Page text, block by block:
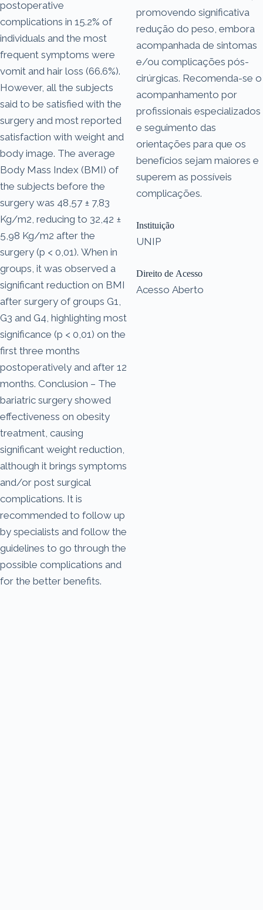
postoperative
complications in 15.2% of
individuals and the most
frequent symptoms were
vomit and hair loss (66.6%).
However, all the subjects
said to be satisfied with the
surgery and most reported
satisfaction with weight and
body image. The average
Body Mass Index (BMI) of
the subjects before the
surgery was 48,57 ± 7,83
Kg/m2, reducing to 32,42 ±
5,98 Kg/m2 after the
surgery (p < 0,01). When in
groups, it was observed a
significant reduction on BMI
after surgery of groups G1,
G3 and G4, highlighting most
significance (p < 0,01) on the
first three months
postoperatively and after 12
months. Conclusion – The
bariatric surgery showed
effectiveness on obesity
treatment, causing
significant weight reduction,
although it brings symptoms
and/or post surgical
complications. It is
recommended to follow up
by specialists and follow the
guidelines to go through the
possible complications and
for the better benefits.
promovendo significativa
redução do peso, embora
acompanhada de sintomas
e/ou complicações pós-
cirúrgicas. Recomenda-se o
acompanhamento por
profissionais especializados
e seguimento das
orientações para que os
benefícios sejam maiores e
superem as possíveis
complicações.
Instituição
UNIP
Direito de Acesso
Acesso Aberto